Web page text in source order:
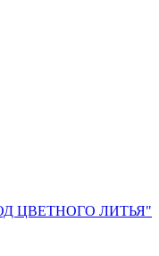
ЦВЕТНОГО ЛИТЬЯ"